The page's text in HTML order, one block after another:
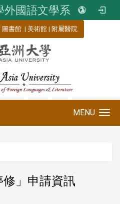
外國語文學系
圖書館 | 美術館 | 附屬醫院
MENU
修」申請資訊